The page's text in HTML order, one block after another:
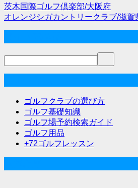
投
稿
ビ
茨木国際ゴルフ倶楽部/大阪府
オレンジシガカントリークラブ/滋賀
ゴルフクラブの選び方
ゴルフ基礎知識
ゴルフ場予約検索ガイド
ゴルフ用品
+72ゴルフレッスン